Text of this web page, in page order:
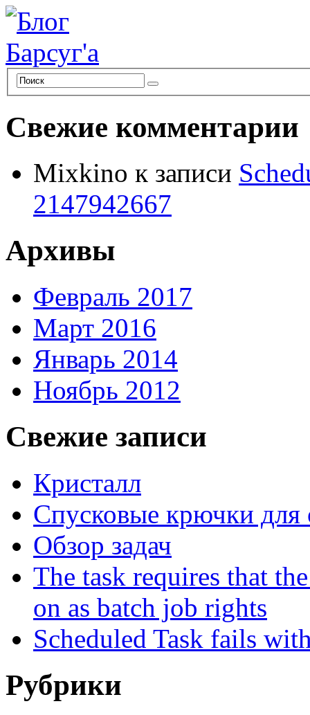
Свежие комментарии
Mixkino к записи
2147942667
Архивы
Февраль 2017
Март 2016
Январь 2014
Ноябрь 2012
Свежие записи
Кристалл
Спусковые крючки для
Обзор задач
The task requires that
on as batch job rights
Scheduled Task fails
Рубрики